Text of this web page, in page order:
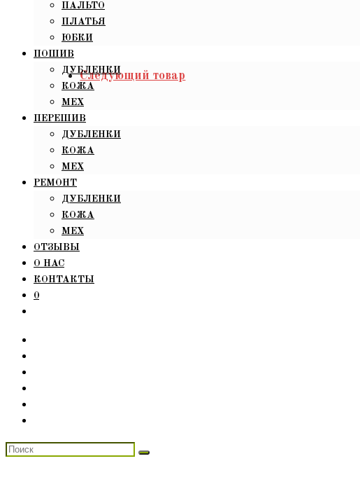
ПАЛЬТО
ПЛАТЬЯ
ЮБКИ
ПОШИВ
ДУБЛЕНКИ
КОЖА
МЕХ
ПЕРЕШИВ
ДУБЛЕНКИ
КОЖА
МЕХ
РЕМОНТ
ДУБЛЕНКИ
КОЖА
МЕХ
ОТЗЫВЫ
О НАС
КОНТАКТЫ
0
Следующий товар